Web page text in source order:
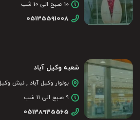
۱۰ صبح الی ۱۰ شب
05135591008
شعبه وکیل آباد
بولوار وکیل آباد , نبش وکیل
۹ صبح الی ۱۱ شب
05138935565